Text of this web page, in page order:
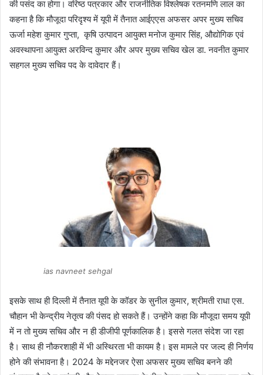
की पसंद का होगा। वरिष्ठ पत्रकार और राजनीतिक विश्लेषक रतनमणि लाल का
कहना है कि मौजूदा परिदृश्य में यूपी में तैनात आईएएस अफसर अपर मुख्य सचिव
ऊर्जा महेश कुमार गुप्ता, कृषि उत्पादन आयुक्त मनोज कुमार सिंह, औद्योगिक एवं
अवस्थापना आयुक्त अरविन्द कुमार और अपर मुख्य सचिव खेल डा. नवनीत कुमार
सहगल मुख्य सचिव पद के दावेदार हैं।
ias navneet sehgal
इसके साथ ही दिल्ली में तैनात यूपी के कॉडर के सुनील कुमार, श्रीमती राधा एस.
चौहान भी केन्द्रीय नेतृत्व की पंसद हो सकते हैं। उन्होंने कहा कि मौजूदा समय यूपी
में न तो मुख्य सचिव और न ही डीजीपी पूर्णकालिक है। इससे गलत संदेश जा रहा
है। साथ ही नौकरशाही में भी अस्थिरता भी कायम है। इस मामले पर जल्द ही निर्णय
होने की संभावना है। 2024 के मद्देनजर ऐसा अफसर मुख्य सचिव बनने की